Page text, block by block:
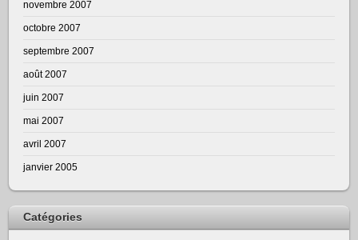
novembre 2007
octobre 2007
septembre 2007
août 2007
juin 2007
mai 2007
avril 2007
janvier 2005
Catégories